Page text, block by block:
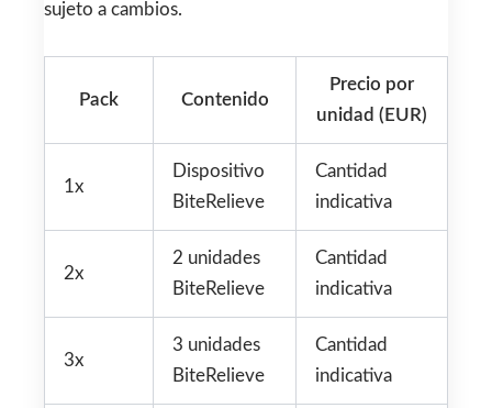
sujeto a cambios.
Pack Contenido
Precio por
unidad (EUR)
1x
Dispositivo
BiteRelieve
Cantidad
indicativa
2x
2 unidades
BiteRelieve
Cantidad
indicativa
3x
3 unidades
BiteRelieve
Cantidad
indicativa